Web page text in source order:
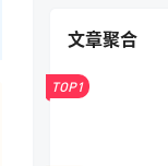
文章聚合
TOP1